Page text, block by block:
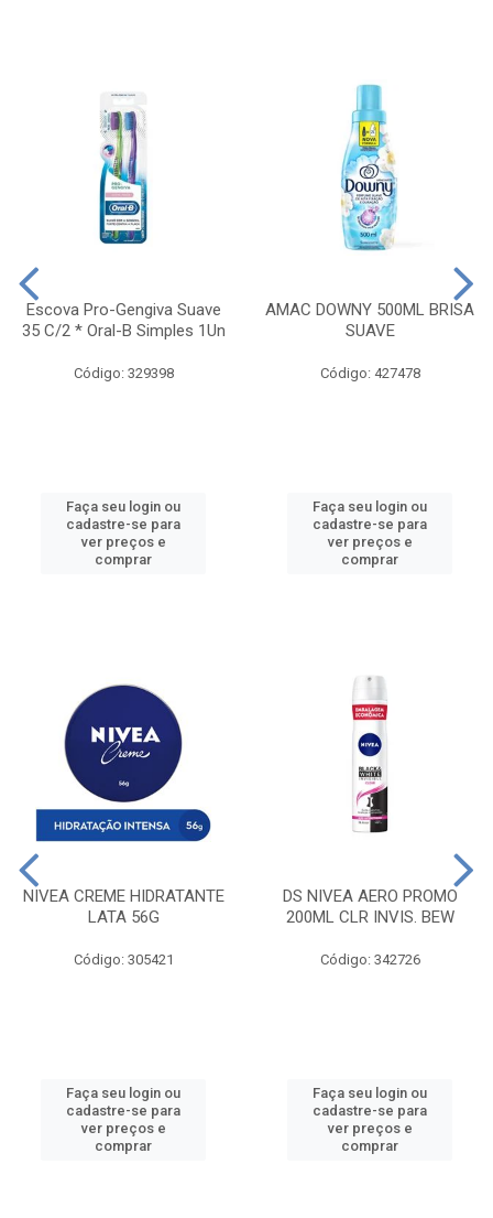
Escova Pro-Gengiva Suave
35 C/2 * Oral-B Simples 1Un
Código: 329398
Faça seu login ou
cadastre-se para
ver preços e
comprar
AMAC DOWNY 500ML BRISA
SUAVE
Código: 427478
Faça seu login ou
cadastre-se para
ver preços e
comprar
NIVEA CREME HIDRATANTE
LATA 56G
Código: 305421
Faça seu login ou
cadastre-se para
ver preços e
comprar
DS NIVEA AERO PROMO
200ML CLR INVIS. BEW
Código: 342726
Faça seu login ou
cadastre-se para
ver preços e
comprar